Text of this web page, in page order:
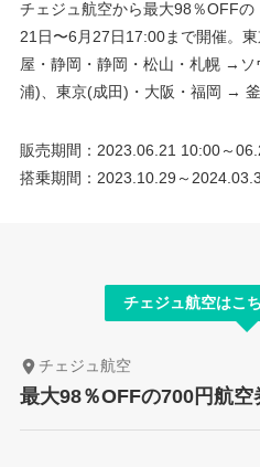
チェジュ航空から最大98％OFF
21日〜6月27日17:00まで開催。
屋・静岡・静岡・松山・札幌 →
浦)、東京(成田)・大阪・福岡 → 釜
販売期間：2023.06.21 10:00～
搭乗期間：2023.10.29～
チェジュ航空はこ
チェジュ航空
最大98％OFFの700円航空